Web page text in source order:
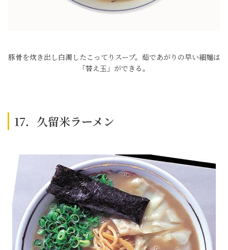
豚骨を炊き出し白濁したこってりスープ。茹であがりの早い細麺は
「替え玉」ができる。
17．久留米ラーメン